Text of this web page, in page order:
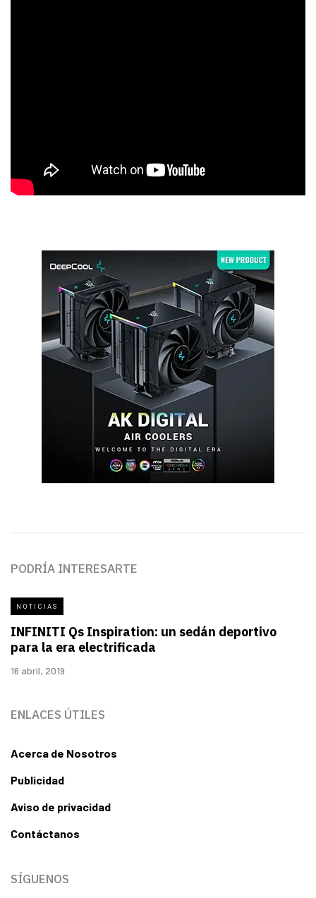
PODRÍA INTERESARTE
NOTICIAS
INFINITI Qs Inspiration: un sedán deportivo
para la era electrificada
16 abril, 2019
ENLACES ÚTILES
Acerca de Nosotros
Publicidad
Aviso de privacidad
Contáctanos
SÍGUENOS